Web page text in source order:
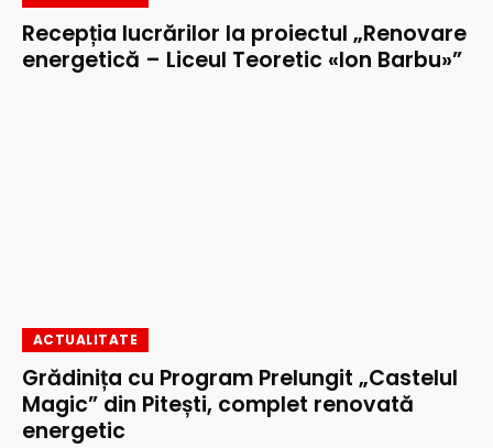
Recepția lucrărilor la proiectul „Renovare
energetică – Liceul Teoretic «Ion Barbu»”
ACTUALITATE
Grădinița cu Program Prelungit „Castelul
Magic” din Pitești, complet renovată
energetic